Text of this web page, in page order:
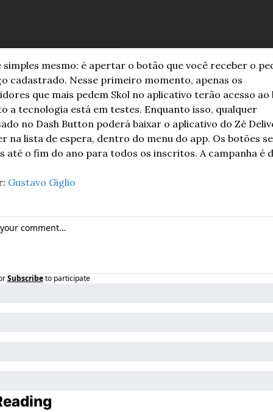
simples mesmo: é apertar o botão que você receber o
cadastrado. Nesse primeiro momento, apenas os
que mais pedem Skol no aplicativo terão acesso ao
a tecnologia está em testes. Enquanto isso, qualquer
no Dash Button poderá baixar o aplicativo do Zé
na lista de espera, dentro do menu do app. Os botões
Gustavo Giglio
Subscribe to participate